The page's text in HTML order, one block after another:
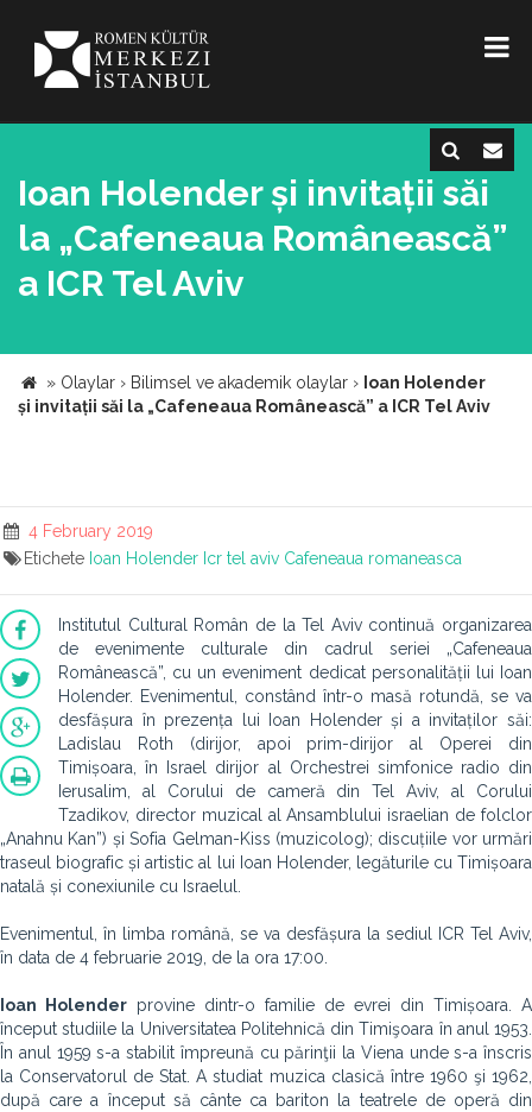
Ioan Holender și invitații săi
la „Cafeneaua Românească”
a ICR Tel Aviv
» Olaylar › Bilimsel ve akademik olaylar › Ioan Holender
și invitații săi la „Cafeneaua Românească” a ICR Tel Aviv
4 February 2019
Etichete Ioan Holender Icr tel aviv Cafeneaua romaneasca
Institutul Cultural Român de la Tel Aviv continuă organizarea
de evenimente culturale din cadrul seriei „Cafeneaua
Românească”, cu un eveniment dedicat personalității lui Ioan
Holender. Evenimentul, constând într-o masă rotundă, se va
desfășura în prezența lui Ioan Holender și a invitaților săi:
Ladislau Roth (dirijor, apoi prim-dirijor al Operei din
Timișoara, în Israel dirijor al Orchestrei simfonice radio din
Ierusalim, al Corului de cameră din Tel Aviv, al Corului
Tzadikov, director muzical al Ansamblului israelian de folclor
„Anahnu Kan”) și Sofia Gelman-Kiss (muzicolog); discuțiile vor urmări
traseul biografic și artistic al lui Ioan Holender, legăturile cu Timișoara
natală și conexiunile cu Israelul.
Evenimentul, în limba română, se va desfășura la sediul ICR Tel Aviv,
în data de 4 februarie 2019, de la ora 17:00.
Ioan Holender provine dintr-o familie de evrei din Timișoara. A
început studiile la Universitatea Politehnică din Timişoara în anul 1953.
În anul 1959 s-a stabilit împreună cu părinţii la Viena unde s-a înscris
la Conservatorul de Stat. A studiat muzica clasică între 1960 şi 1962,
după care a început să cânte ca bariton la teatrele de operă din